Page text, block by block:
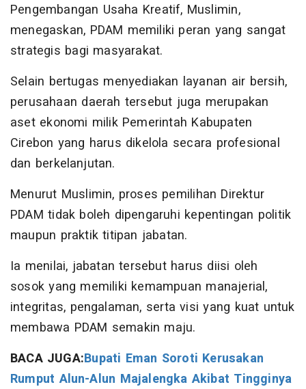
Pengembangan Usaha Kreatif, Muslimin,
menegaskan, PDAM memiliki peran yang sangat
strategis bagi masyarakat.
Selain bertugas menyediakan layanan air bersih,
perusahaan daerah tersebut juga merupakan
aset ekonomi milik Pemerintah Kabupaten
Cirebon yang harus dikelola secara profesional
dan berkelanjutan.
Menurut Muslimin, proses pemilihan Direktur
PDAM tidak boleh dipengaruhi kepentingan politik
maupun praktik titipan jabatan.
Ia menilai, jabatan tersebut harus diisi oleh
sosok yang memiliki kemampuan manajerial,
integritas, pengalaman, serta visi yang kuat untuk
membawa PDAM semakin maju.
BACA JUGA:Bupati Eman Soroti Kerusakan
Rumput Alun-Alun Majalengka Akibat Tingginya